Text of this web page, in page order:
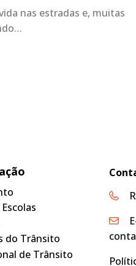
nas estradas e, muitas
do Trânsito
de Trânsito